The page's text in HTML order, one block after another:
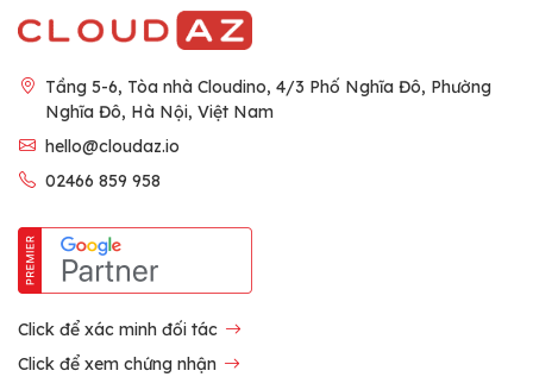
Tầng 5-6, Tòa nhà Cloudino, 4/3 Phố Nghĩa Đô, Phường
Nghĩa Đô, Hà Nội, Việt Nam
hello@cloudaz.io
02466 859 958
Click để xác minh đối tác
Click để xem chứng nhận